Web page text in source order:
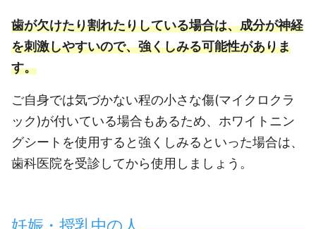
歯が欠けたり割れたりしている場合は、成分が神経
を刺激しやすいので、強くしみる可能性がありま
す。
ご自身では気づかない程の小さな傷(マイクロクラ
ック)が付いている場合もあるため、ホワイトニン
グシートを使用すると強くしみるといった場合は、
歯科医院を受診してから使用しましょう。
妊娠・授乳中の人